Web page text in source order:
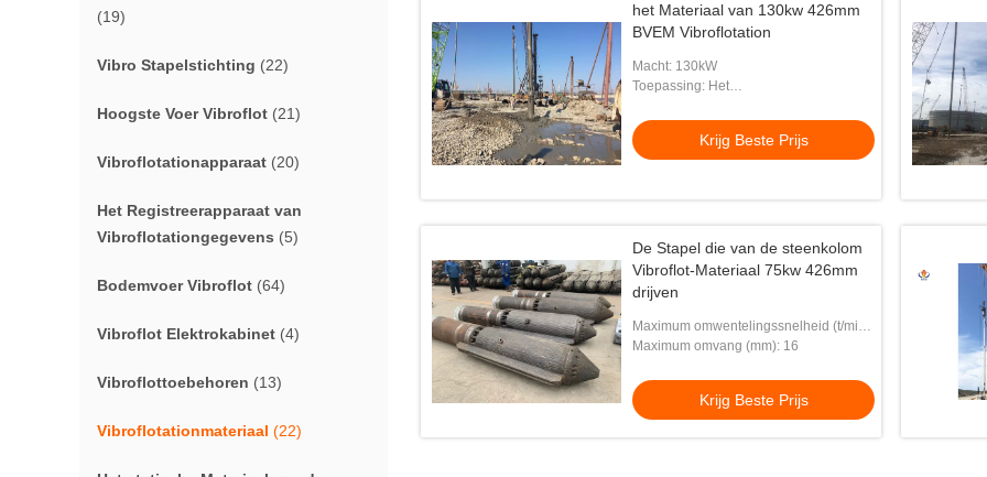
(19)
Vibro Stapelstichting (22)
Hoogste Voer Vibroflot (21)
Vibroflotationapparaat (20)
Het Registreerapparaat van
Vibroflotationgegevens (5)
Bodemvoer Vibroflot (64)
Vibroflot Elektrokabinet (4)
Vibroflottoebehoren (13)
Vibroflotationmateriaal (22)
het Materiaal van 130kw 426mm
BVEM Vibroflotation
Macht: 130kW
Toepassing: Het
Krijg Beste Prijs
De Stapel die van de steenkolom
Vibroflot-Materiaal 75kw 426mm
drijven
Maximum omwentelingssnelheid (t/min):
1450
Maximum omvang (mm): 16
Krijg Beste Prijs